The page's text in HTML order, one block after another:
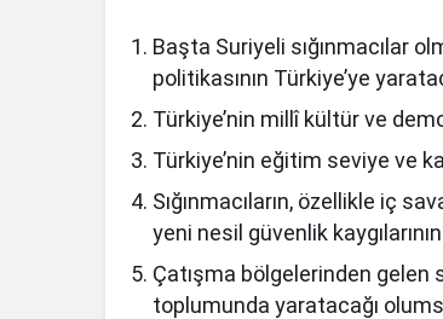
Başta Suriyeli sığınmacılar
politikasının Türkiye’ye
Türkiye’nin millî kültür ve
Türkiye’nin eğitim seviye ve
Sığınmacıların, özellikle iç
yeni nesil güvenlik
Çatışma bölgelerinden gelen
toplumunda yaratacağı